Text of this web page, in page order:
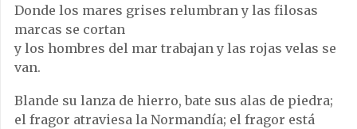
Donde los mares grises relumbran y las filosas
marcas se cortan
y los hombres del mar trabajan y las rojas velas se
van.
Blande su lanza de hierro, bate sus alas de piedra;
el fragor atraviesa la Normandía; el fragor está